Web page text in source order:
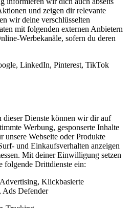
und zeigen dir relevante
wir deine verschlüsselten
mit folgenden externen Anbietern
Werbekanäle, sofern du deren
LinkedIn, Pinterest, TikTok
dieser Dienste können wir dir auf
Werbung, gesponserte Inhalte
unsere Webseite oder Produkte
und Einkaufsverhalten anzeigen
Mit deiner Einwilligung setzen
folgende Drittdienste ein:
Klickbasierte
Ads Defender